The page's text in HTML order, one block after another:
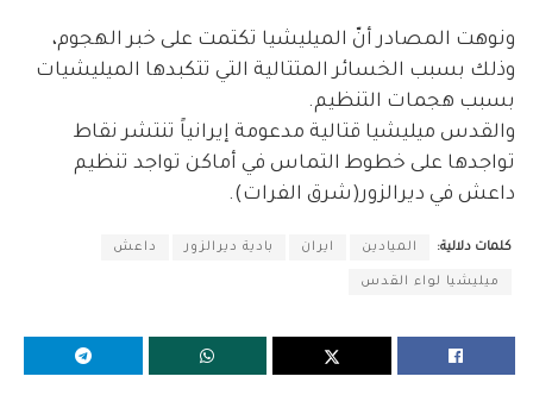
ونوهت المصادر أنّ الميليشيا تكتمت على خبر الهجوم،
وذلك بسبب الخسائر المتتالية التي تتكبدها الميليشيات
بسبب هجمات التنظيم.
والقدس ميليشيا قتالية مدعومة إيرانياً تنتشر نقاط
تواجدها على خطوط التماس في أماكن تواجد تنظيم
داعش في ديرالزور(شرق الفرات).
كلمات دلالية: الميادين ايران بادية ديرالزور داعش
ميليشيا لواء القدس